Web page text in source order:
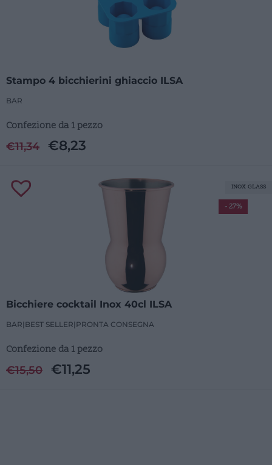
Stampo 4 bicchierini ghiaccio ILSA
BAR
Confezione da 1 pezzo
€11,34 €8,23
Bicchiere cocktail Inox 40cl ILSA
BAR| BEST SELLER| PRONTA CONSEGNA
Confezione da 1 pezzo
€15,50 €11,25
- 27%
INOX GLASS